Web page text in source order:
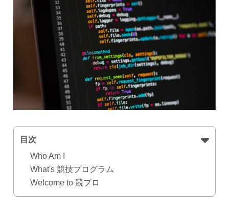
目次
Who Am I
What's 競技プログラム
Welcome to 競プロ